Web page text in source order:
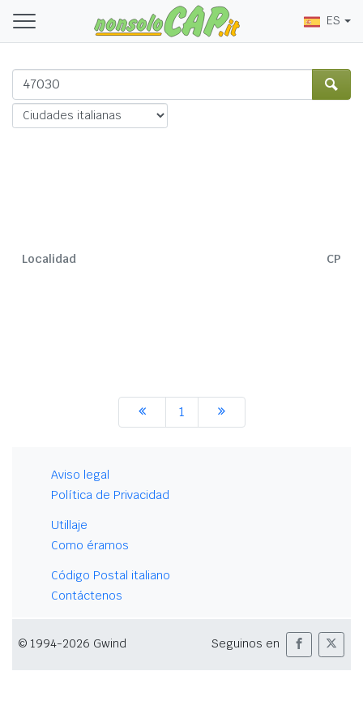
ES
Localidad CP
1
Aviso legal
Política de Privacidad
Utillaje
Como éramos
Código Postal italiano
Contáctenos
© 1994-2026 Gwind Seguinos en